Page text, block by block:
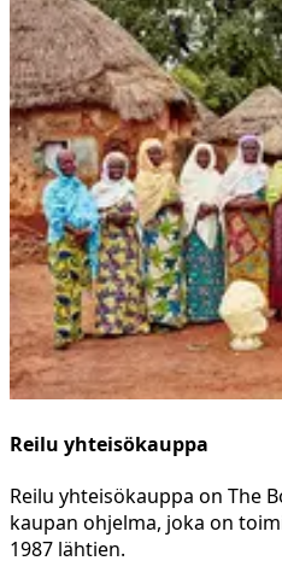
Reilu yhteisökauppa
Reilu yhteisökauppa on The
kaupan ohjelma, joka on
1987 lähtien.